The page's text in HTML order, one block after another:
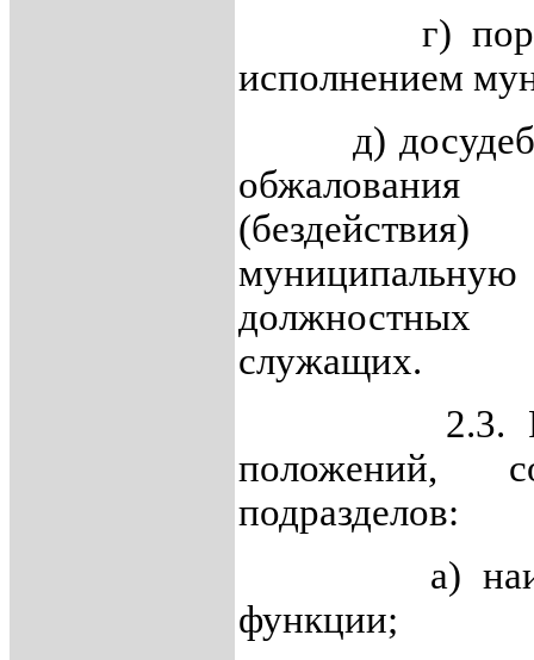
г) порядок
исполнением
д)
служащих.
2.3.
положений,
подразделов:
а)
функции;